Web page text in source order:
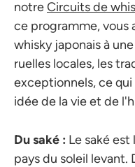
notreCircuits de
ce programme, vous
whisky japonais à
ruelles locales, les
exceptionnels, ce
idée de la vie et de
Du saké : Le saké
pays du soleil levant.